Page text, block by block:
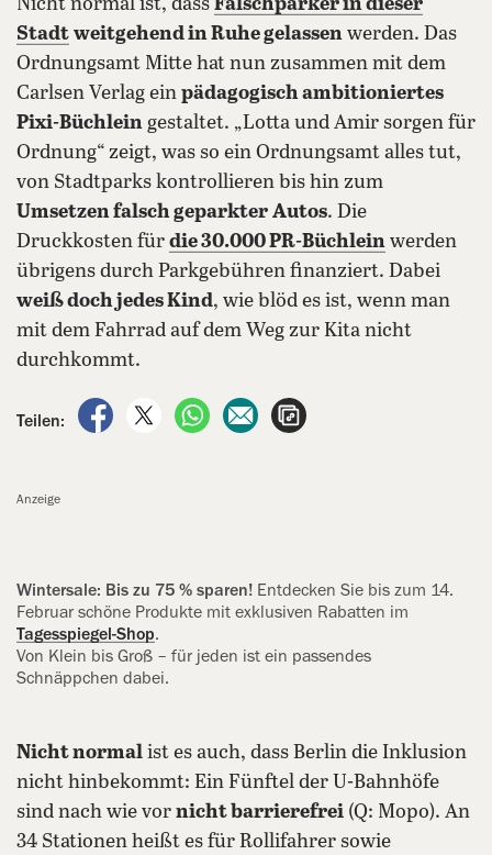
Nicht normal ist, dass Falschparker in dieser
Stadt weitgehend in Ruhe gelassen werden. Das
Ordnungsamt Mitte hat nun zusammen mit dem
Carlsen Verlag ein pädagogisch ambitioniertes
Pixi-Büchlein gestaltet. „Lotta und Amir sorgen für
Ordnung“ zeigt, was so ein Ordnungsamt alles tut,
von Stadtparks kontrollieren bis hin zum
Umsetzen falsch geparkter Autos. Die
Druckkosten für die 30.000 PR-Büchlein werden
übrigens durch Parkgebühren finanziert. Dabei
weiß doch jedes Kind, wie blöd es ist, wenn man
mit dem Fahrrad auf dem Weg zur Kita nicht
durchkommt.
Teilen:
auf Facebook teilen
auf X teilenper WhatsApp teilen
per E-Mail teilen
Anzeige
Wintersale: Bis zu 75 % sparen! Entdecken Sie bis zum 14.
Februar schöne Produkte mit exklusiven Rabatten im
Tagesspiegel-Shop.
Von Klein bis Groß – für jeden ist ein passendes
Schnäppchen dabei.
Nicht normal ist es auch, dass Berlin die Inklusion
nicht hinbekommt: Ein Fünftel der U-Bahnhöfe
sind nach wie vor nicht barrierefrei (Q: Mopo). An
34 Stationen heißt es für Rollifahrer sowie